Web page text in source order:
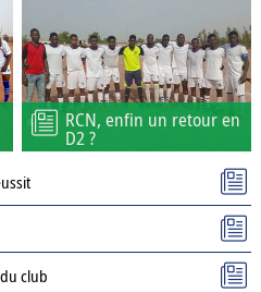
RCN, enfin un retour en
D2 ?
club